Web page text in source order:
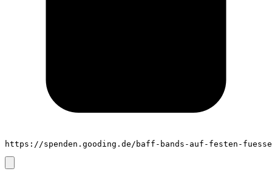
https://spenden.gooding.de/baff-bands-auf-festen-